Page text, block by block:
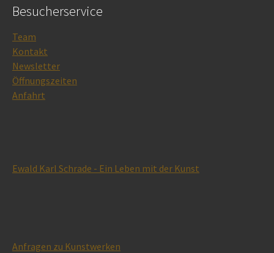
Besucherservice
Team
Kontakt
Newsletter
Öffnungszeiten
Anfahrt
Ewald Karl Schrade - Ein Leben mit der Kunst
Anfragen zu Kunstwerken